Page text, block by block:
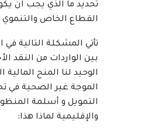
تحديد ما الذي يجب ان
القطاع الخاص والتنموي
تأتي المشكلة التالية في
بين الواردات من النقد
الوحيد لنا المنح
الموجة غير الصحية في
التمويل و أسلمة
والإقليمية لماذا هذا: